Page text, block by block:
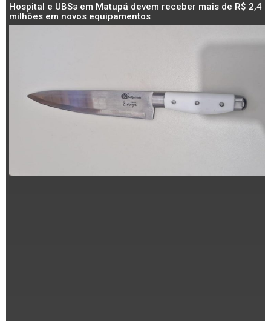
Hospital e UBSs em Matupá devem receber mais de R$ 2,4
milhões em novos equipamentos